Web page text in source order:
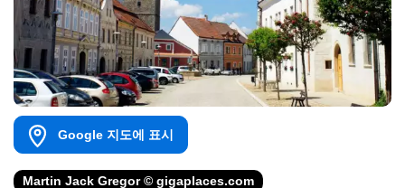
Google 지도에 표시
Martin Jack Gregor © gigaplaces.com